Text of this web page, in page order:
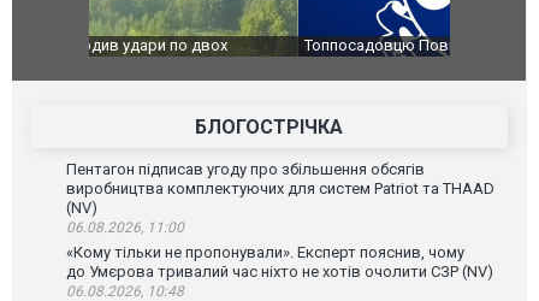
Топпосадовцю Повітряних Сил вручили нову
підозру
Сили
атаку.
БЛОГОСТРІЧКА
Пентагон підписав угоду про збільшення обсягів
виробництва комплектуючих для систем Patriot та THAAD
(NV)
06.08.2026, 11:00
«Кому тільки не пропонували». Експерт пояснив, чому
до Умєрова тривалий час ніхто не хотів очолити СЗР (NV)
06.08.2026, 10:48